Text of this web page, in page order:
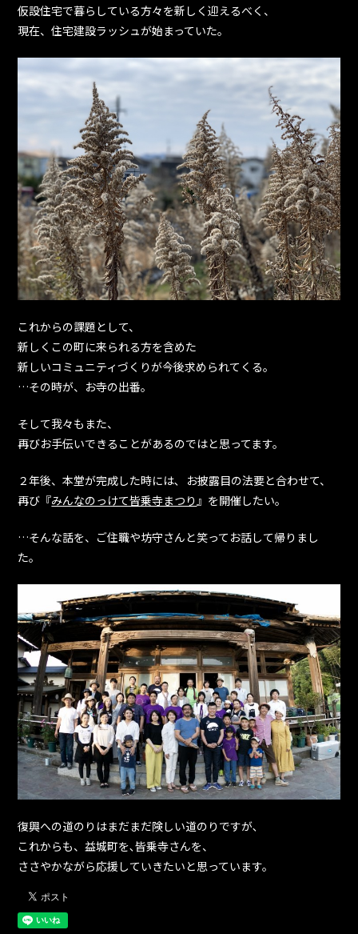
仮設住宅で暮らしている方々を新しく迎えるべく、
現在、住宅建設ラッシュが始まっていた。
これからの課題として、
新しくこの町に来られる方を含めた
新しいコミュニティづくりが今後求められてくる。
…その時が、お寺の出番。
そして我々もまた、
再びお手伝いできることがあるのではと思ってます。
２年後、本堂が完成した時には､ お披露目の法要と合わせて、
再び『みんなのっけて皆乗寺まつり 』を開催したい。
…そんな話を、ご住職や坊守さんと笑ってお話して帰りまし
た。
復興への道のりはまだまだ険しい道のりですが､
これからも、益城町を､皆乗寺さんを、
ささやかながら応援していきたいと思っています。